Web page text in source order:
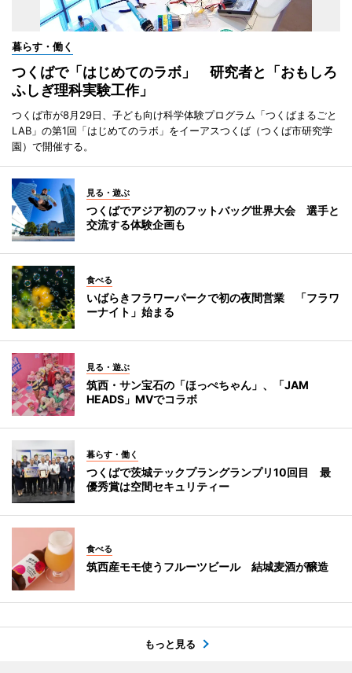
暮らす・働く
つくばで「はじめてのラボ」 研究者と「おもしろ
ふしぎ理科実験工作」
つくば市が8月29日、子ども向け科学体験プログラム「つくばまるごと
LAB」の第1回「はじめてのラボ」をイーアスつくば（つくば市研究学
園）で開催する。
見る・遊ぶ
つくばでアジア初のフットバッグ世界大会 選手と
交流する体験企画も
食べる
いばらきフラワーパークで初の夜間営業 「フラワ
ーナイト」始まる
見る・遊ぶ
筑西・サン宝石の「ほっぺちゃん」、「JAM
HEADS」MVでコラボ
暮らす・働く
つくばで茨城テックプラングランプリ10回目 最
優秀賞は空間セキュリティー
食べる
筑西産モモ使うフルーツビール 結城麦酒が醸造
もっと見る